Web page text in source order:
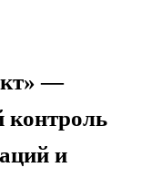
—
контроль
и